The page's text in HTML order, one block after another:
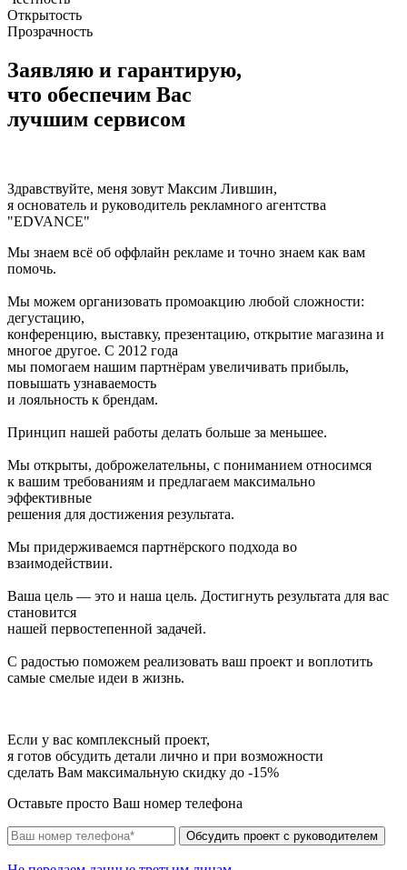
Открытость
Прозрачность
Заявляю и гарантирую,
что обеспечим Вас
лучшим сервисом
Здравствуйте, меня зовут Максим Лившин,
я основатель и руководитель рекламного агентства
"EDVANCE"
Мы знаем всё об оффлайн рекламе и точно знаем как вам
помочь.
Мы можем организовать промоакцию любой сложности:
дегустацию,
конференцию, выставку, презентацию, открытие магазина и
многое другое. С 2012 года
мы помогаем нашим партнёрам увеличивать прибыль,
повышать узнаваемость
и лояльность к брендам.
Принцип нашей работы делать больше за меньшее.
Мы открыты, доброжелательны, с пониманием относимся
к вашим требованиям и предлагаем максимально
эффективные
решения для достижения результата.
Мы придерживаемся партнёрского подхода во
взаимодействии.
Ваша цель — это и наша цель. Достигнуть результата для вас
становится
нашей первостепенной задачей.
С радостью поможем реализовать ваш проект и воплотить
самые смелые идеи в жизнь.
Если у вас комплексный проект,
я готов обсудить детали лично и при возможности
сделать Вам максимальную скидку до -15%
Оставьте просто Ваш номер телефона
Обсудить проект с руководителем